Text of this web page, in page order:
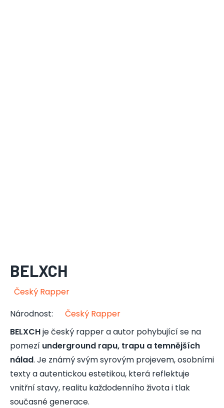
BELXCH
Český Rapper
Národnost:
Český Rapper
BELXCHje český rapper a autor pohybující se na
pomezí underground rapu, trapu a temnějších
nálad. Je známý svým syrovým projevem, osobními
texty a autentickou estetikou, která reflektuje
vnitřní stavy, realitu každodenního života i tlak
současné generace.